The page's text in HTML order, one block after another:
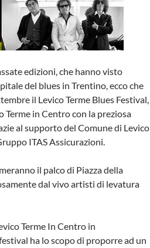
edizioni, che hanno visto
del blues in Trentino, ecco che
il Levico Terme Blues Festival,
Terme in Centro con la preziosa
al supporto del Comune di Levico
ITAS Assicurazioni.
il palco di Piazza della
dal vivo artisti di levatura
Terme In Centro in
ha lo scopo di proporre ad un